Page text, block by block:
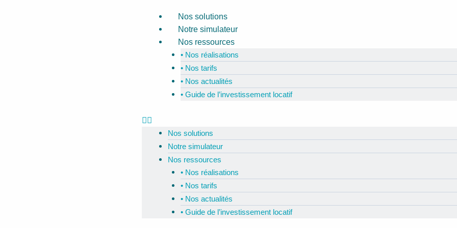
Nos solutions
Notre simulateur
Nos ressources
• Nos réalisations
• Nos tarifs
• Nos actualités
• Guide de l’investissement locatif
Menu
Nos solutions
Notre simulateur
Nos ressources
• Nos réalisations
• Nos tarifs
• Nos actualités
• Guide de l’investissement locatif